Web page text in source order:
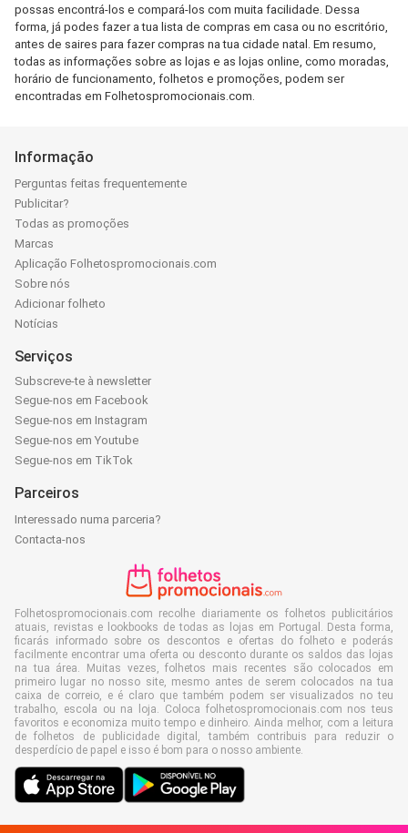
possas encontrá-los e compará-los com muita facilidade. Dessa
forma, já podes fazer a tua lista de compras em casa ou no escritório,
antes de saires para fazer compras na tua cidade natal. Em resumo,
todas as informações sobre as lojas e as lojas online, como moradas,
horário de funcionamento, folhetos e promoções, podem ser
encontradas em Folhetospromocionais.com.
Informação
Perguntas feitas frequentemente
Publicitar?
Todas as promoções
Marcas
Aplicação Folhetospromocionais.com
Sobre nós
Adicionar folheto
Notícias
Serviços
Subscreve-te à newsletter
Segue-nos em Facebook
Segue-nos em Instagram
Segue-nos em Youtube
Segue-nos em TikTok
Parceiros
Interessado numa parceria?
Contacta-nos
Folhetospromocionais.com recolhe diariamente os folhetos publicitários
atuais, revistas e lookbooks de todas as lojas em Portugal. Desta forma,
ficarás informado sobre os descontos e ofertas do folheto e poderás
facilmente encontrar uma oferta ou desconto durante os saldos das lojas
na tua área. Muitas vezes, folhetos mais recentes são colocados em
primeiro lugar no nosso site, mesmo antes de serem colocados na tua
caixa de correio, e é claro que também podem ser visualizados no teu
trabalho, escola ou na loja. Coloca folhetospromocionais.com nos teus
favoritos e economiza muito tempo e dinheiro. Ainda melhor, com a leitura
de folhetos de publicidade digital, também contribuis para reduzir o
desperdício de papel e isso é bom para o nosso ambiente.